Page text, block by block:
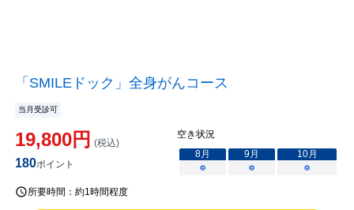
「SMILEドック」全身がんコース
当月受診可
19,800円 (税込)
180ポイント
空き状況
8月 9月 10月
○
○ ○
所要時間： 約1時間程度